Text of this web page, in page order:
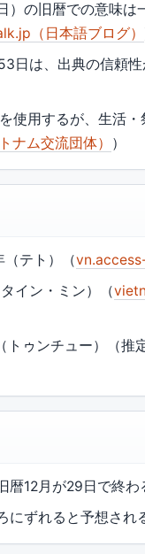
）の旧暦での意味
（日本語ブログ）
日は、出典の信頼
使用するが、生活
ナム交流団体） ）
（テト）（
イン・ミン）（
トゥンチュー）（推
暦12月が29日で終
にずれると予想され